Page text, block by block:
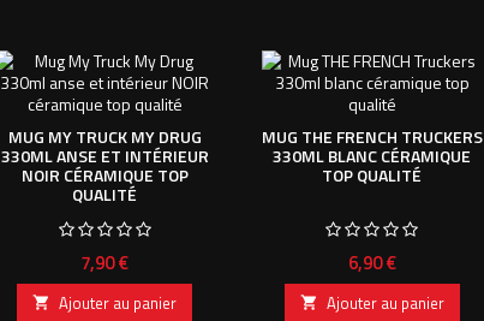
MUG MY TRUCK MY DRUG
330ML ANSE ET INTÉRIEUR
NOIR CÉRAMIQUE TOP
QUALITÉ
Prix
7,90 €
 Ajouter au panier
MUG THE FRENCH TRUCKERS
330ML BLANC CÉRAMIQUE
TOP QUALITÉ
Prix
6,90 €
 Ajouter au panier